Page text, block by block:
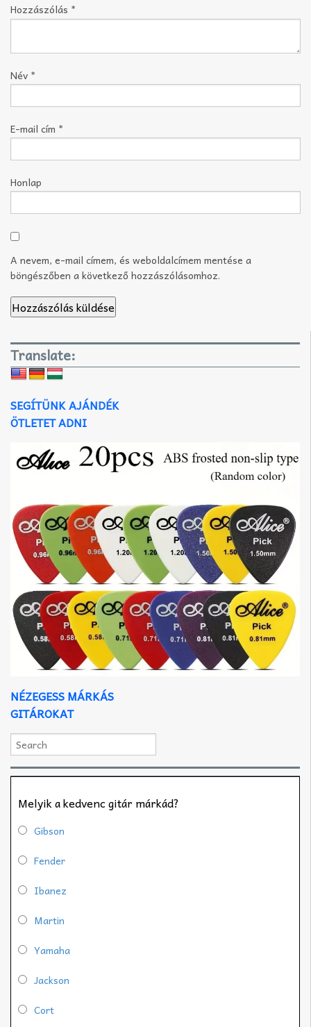
Hozzászólás *
Név *
E-mail cím *
Honlap
A nevem, e-mail címem, és weboldalcímem mentése a
böngészőben a következő hozzászólásomhoz.
Translate:
SEGÍTÜNK AJÁNDÉK
ÖTLETET ADNI
NÉZEGESS MÁRKÁS
GITÁROKAT
Melyik a kedvenc gitár márkád?
Gibson
Fender
Ibanez
Martin
Yamaha
Jackson
Cort